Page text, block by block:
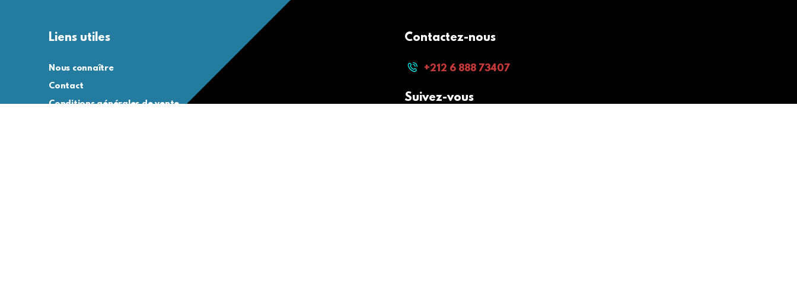
Liens utiles
Nous connaître
Contact
Conditions générales de vente
Contactez-nous
+212 6 888 73407
Suivez-vous